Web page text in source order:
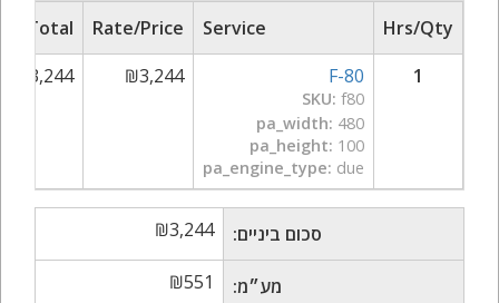
Hrs/Qty
Service
Rate/Price
Total
1
F-80
SKU: f80
pa_width: 480
pa_height: 100
pa_engine_type: due
₪3,244
3,244
סכום ביניים: ₪3,244
מע״מ: ₪551